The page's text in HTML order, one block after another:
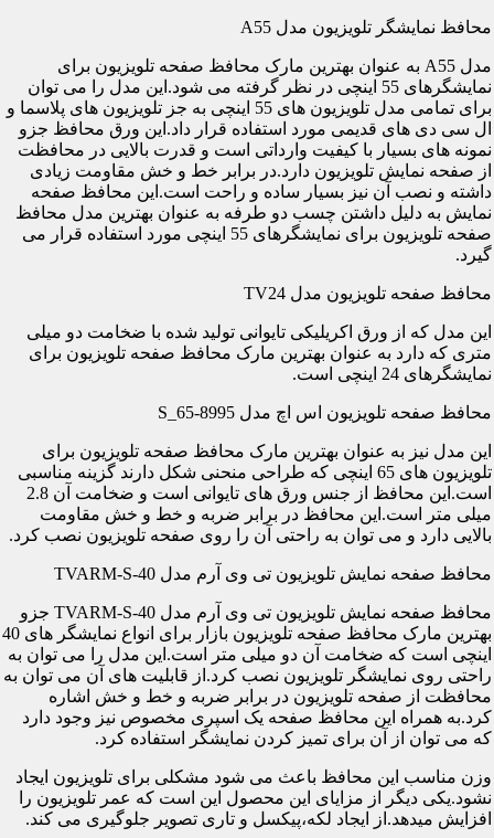
محافظ نمایشگر تلویزیون مدل A55
مدل A55 به عنوان بهترین مارک محافظ صفحه تلویزیون برای
نمایشگرهای 55 اینچی در نظر گرفته می شود.این مدل را می توان
برای تمامی مدل تلویزیون های 55 اینچی به جز تلویزیون های پلاسما و
ال سی دی های قدیمی مورد استفاده قرار داد.این ورق محافظ جزو
نمونه های بسیار با کیفیت وارداتی است و قدرت بالایی در محافظت
از صفحه نمایش تلویزیون دارد.در برابر خط و خش مقاومت زیادی
داشته و نصب آن نیز بسیار ساده و راحت است.این محافظ صفحه
نمایش به دلیل داشتن چسب دو طرفه به عنوان بهترین مدل محافظ
صفحه تلویزیون برای نمایشگرهای 55 اینچی مورد استفاده قرار می
گیرد.
محافظ صفحه تلویزیون مدل TV24
این مدل که از ورق اکریلیکی تایوانی تولید شده با ضخامت دو میلی
متری که دارد به عنوان بهترین مارک محافظ صفحه تلویزیون برای
نمایشگرهای 24 اینچی است.
محافظ صفحه تلویزیون اس اچ مدل S_65-8995
این مدل نیز به عنوان بهترین مارک محافظ صفحه تلویزیون برای
تلویزیون های 65 اینچی که طراحی منحنی شکل دارند گزینه مناسبی
است.این محافظ از جنس ورق های تایوانی است و ضخامت آن 2.8
میلی متر است.این محافظ در برابر ضربه و خط و خش مقاومت
بالایی دارد و می توان به راحتی آن را روی صفحه تلویزیون نصب کرد.
محافظ صفحه نمایش تلویزیون تی وی آرم مدل TVARM-S-40
محافظ صفحه نمایش تلویزیون تی وی آرم مدل TVARM-S-40 جزو
بهترین مارک محافظ صفحه تلویزیون بازار برای انواع نمایشگر های 40
اینچی است که ضخامت آن دو میلی متر است.این مدل را می توان به
راحتی روی نمایشگر تلویزیون نصب کرد.از قابلیت های آن می توان به
محافظت از صفحه تلویزیون در برابر ضربه و خط و خش اشاره
کرد.به همراه این محافظ صفحه یک اسپری مخصوص نیز وجود دارد
که می توان از آن برای تمیز کردن نمایشگر استفاده کرد.
وزن مناسب این محافظ باعث می شود مشکلی برای تلویزیون ایجاد
نشود.یکی دیگر از مزایای این محصول این است که عمر تلویزیون را
افزایش میدهد.از ایجاد لکه،پیکسل و تاری تصویر جلوگیری می کند.